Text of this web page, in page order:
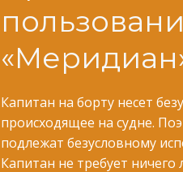
Капитан на борту несет
происходящее на судне.
подлежат безусловному
Капитан не требует ничего